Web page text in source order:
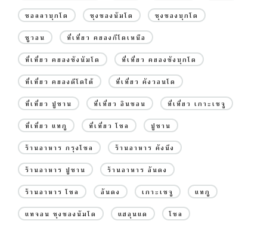
ชอลลาบุกโด ชุงชองนัมโด ชุงชองบุกโด
ซูวอน ที่เที่ยว คยองกีโดเหนือ
ที่เที่ยว คยองซังนัมโด ที่เที่ยว คยองซังบุกโด
ที่เที่ยว คยองดีโดใต้ ที่เที่ยว คังวอนโด
ที่เที่ยว ปูซาน ที่เที่ยว อินชอน ที่เที่ยว เกาะเชจู
ที่เที่ยว แทกู ที่เที่ยว โซล ปูซาน
ร้านอาหาร กรุงโซล ร้านอาหาร คังนึง
ร้านอาหาร ปูซาน ร้านอาหาร อันดง
ร้านอาหาร โซล อันดง เกาะเชจู แทกู
แทจอน ชุงชองนัมโด แฮอุนแด โซล